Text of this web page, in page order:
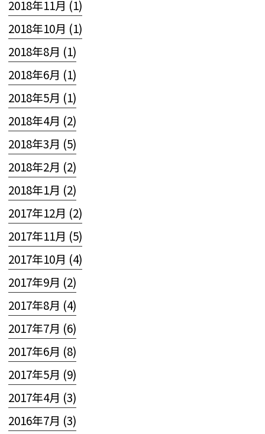
2018年11月 (1)
2018年10月 (1)
2018年8月 (1)
2018年6月 (1)
2018年5月 (1)
2018年4月 (2)
2018年3月 (5)
2018年2月 (2)
2018年1月 (2)
2017年12月 (2)
2017年11月 (5)
2017年10月 (4)
2017年9月 (2)
2017年8月 (4)
2017年7月 (6)
2017年6月 (8)
2017年5月 (9)
2017年4月 (3)
2016年7月 (3)